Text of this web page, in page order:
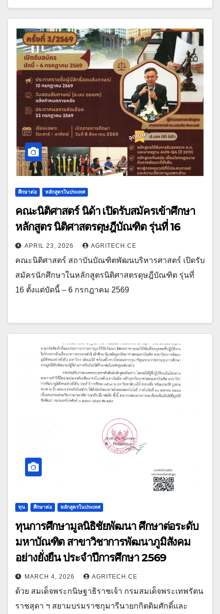
ศึกษาต่อ หลักสูตรในประเทศ
คณะนิติศาสตร์ นิด้า เปิดรับสมัครเข้าศึกษา
หลักสูตร นิติศาสตรดุษฎีบัณฑิต รุ่นที่ 16
APRIL 23, 2026 AGRITECH.CE
คณะนิติศาสตร์ สถาบันบัณฑิตพัฒนบริหารศาสตร์ เปิดรับ
สมัครนักศึกษาในหลักสูตรนิติศาสตรดุษฎีบัณฑิต รุ่นที่
16 ตั้งแต่บัดนี้ – 6 กรกฎาคม 2569
ทุน ศึกษาต่อ หลักสูตรในประเทศ
ทุนการศึกษามูลนิธิชัยพัฒนา ศึกษาต่อระดับ
มหาบัณฑิต สาขาวิชาการพัฒนาภูมิสังคม
อย่างยั่งยืน ประจำปีการศึกษา 2569
MARCH 4, 2026 AGRITECH.CE
ด้วย สมเด็จพระกนิษฐาธิราชเจ้า กรมสมเด็จพระเทพรัตน
ราชสุดา ฯ สยามบรมราชกุมารีนายกกิตติมศักดิ์และ